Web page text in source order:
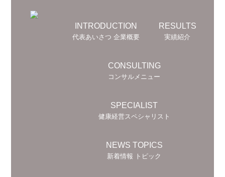
INTRODUCTION
代表あいさつ 企業概要
RESULTS
実績紹介
CONSULTING
コンサルメニュー
SPECIALIST
健康経営スペシャリスト
NEWS TOPICS
新着情報 トピック